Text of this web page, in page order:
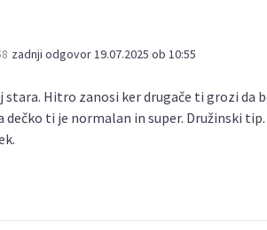
zadnji odgovor 19.07.2025 ob 10:55
stara. Hitro zanosi ker drugače ti grozi da
dečko ti je normalan in super. Družinski tip.